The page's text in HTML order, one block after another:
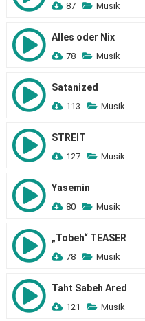
87 Musik
Alles oder Nix
78 Musik
Satanized
113 Musik
STREIT
127 Musik
Yasemin
80 Musik
„Tobeh“ TEASER
78 Musik
Taht Sabeh Ared
121 Musik